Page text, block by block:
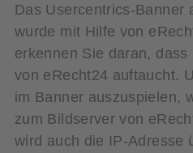
Das Usercentrics-Banner
wurde mit Hilfe von
erkennen Sie daran,
von eRecht24 auftaucht.
im Banner auszuspielen,
zum Bildserver von
wird auch die IP-Adresse